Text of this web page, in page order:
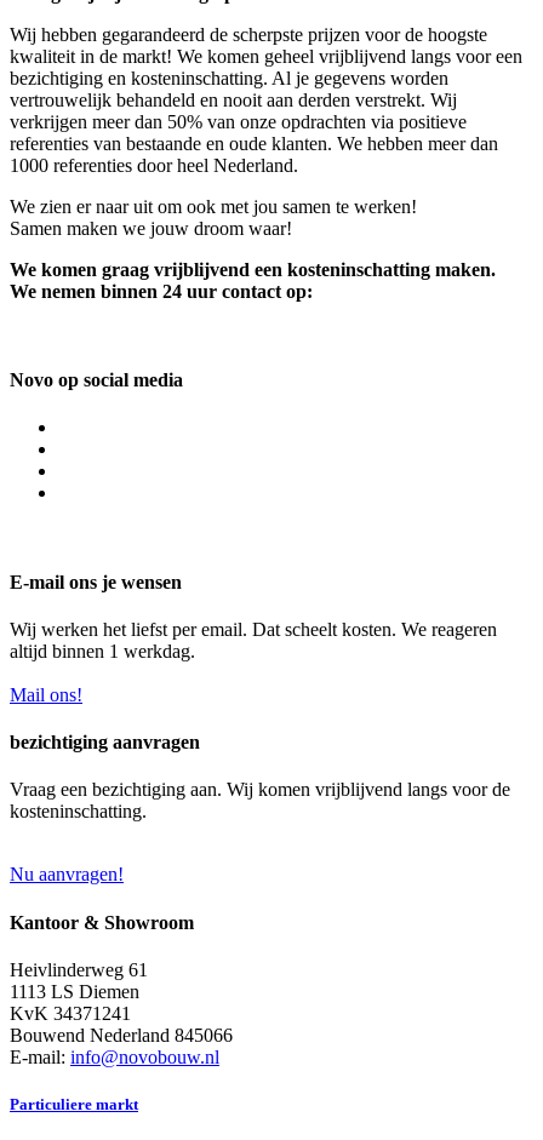
Wij hebben gegarandeerd de scherpste prijzen voor de hoogste
kwaliteit in de markt! We komen geheel vrijblijvend langs voor een
bezichtiging en kosteninschatting. Al je gegevens worden
vertrouwelijk behandeld en nooit aan derden verstrekt. Wij
verkrijgen meer dan 50% van onze opdrachten via positieve
referenties van bestaande en oude klanten. We hebben meer dan
1000 referenties door heel Nederland.
We zien er naar uit om ook met jou samen te werken!
Samen maken we jouw droom waar!
We komen graag vrijblijvend een kosteninschatting maken.
We nemen binnen 24 uur contact op:
Novo op social media
E-mail ons je wensen
Wij werken het liefst per email. Dat scheelt kosten. We reageren
altijd binnen 1 werkdag.
Mail ons!
bezichtiging aanvragen
Vraag een bezichtiging aan. Wij komen vrijblijvend langs voor de
kosteninschatting.
Nu aanvragen!
Kantoor & Showroom
Heivlinderweg 61
1113 LS Diemen
KvK 34371241
Bouwend Nederland 845066
E-mail: info@novobouw.nl
Particuliere markt